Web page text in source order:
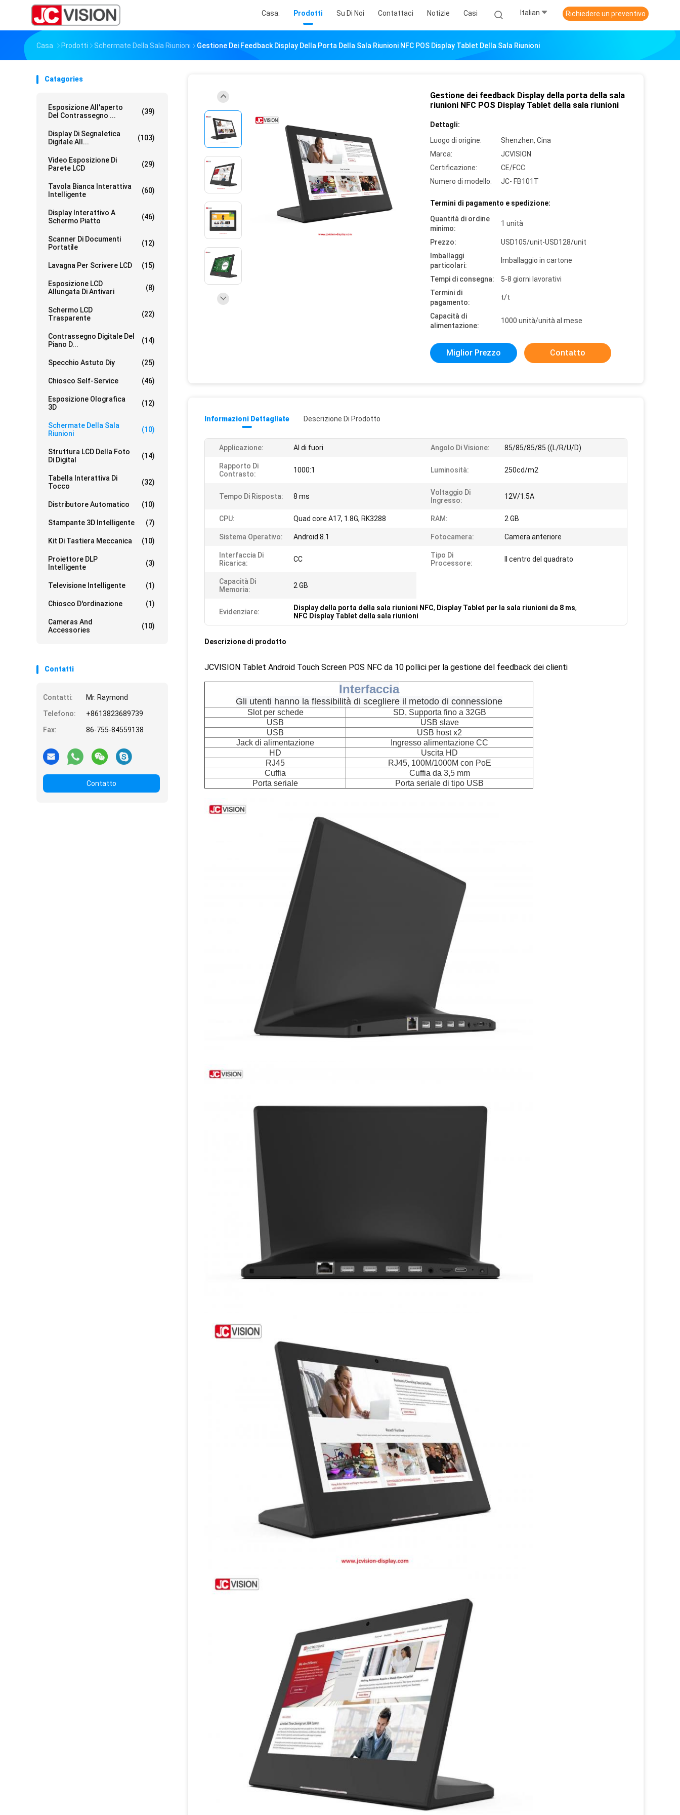
Casa. Prodotti Su Di Noi Contattaci Notizie Casi Italian Richiedere un preventivo
Casa Prodotti Schermate Della Sala Riunioni Gestione Dei Feedback Display Della Porta Della Sala Riunioni NFC POS Display Tablet Della Sala Riunioni
Catagories
Esposizione All'aperto
Del Contrassegno ...
(39)
Display Di Segnaletica
Digitale All...
(103)
Video Esposizione Di
Parete LCD
(29)
Tavola Bianca Interattiva
Intelligente
(60)
Display Interattivo A
Schermo Piatto
(46)
Scanner Di Documenti
Portatile
(12)
Lavagna Per Scrivere LCD (15)
Esposizione LCD
Allungata Di Antivari
(8)
Schermo LCD
Trasparente
(22)
Contrassegno Digitale Del
Piano D...
(14)
Specchio Astuto Diy (25)
Chiosco Self-Service (46)
Esposizione Olografica
3D
(12)
Schermate Della Sala
Riunioni
(10)
Struttura LCD Della Foto
Di Digital
(14)
Tabella Interattiva Di
Tocco
(32)
Distributore Automatico (10)
Stampante 3D Intelligente (7)
Kit Di Tastiera Meccanica (10)
Proiettore DLP
Intelligente
(3)
Televisione Intelligente (1)
Chiosco D'ordinazione (1)
Cameras And
Accessories
(10)
Contatti
Contatti:
Mr. Raymond
Telefono:
+8613823689739
Fax:
86-755-84559138
Contatto
Gestione dei feedback Display della porta della sala
riunioni NFC POS Display Tablet della sala riunioni
Dettagli:
Luogo di origine:
Shenzhen, Cina
Marca:
JCVISION
Certificazione:
CE/FCC
Numero di modello:
JC- FB101T
Termini di pagamento e spedizione:
Quantità di ordine
minimo:
1 unità
Prezzo:
USD105/unit-USD128/unit
Imballaggi
particolari:
Imballaggio in cartone
Tempi di consegna:
5-8 giorni lavorativi
Termini di
pagamento:
t/t
Capacità di
alimentazione:
1000 unità/unità al mese
Miglior Prezzo Contatto
Informazioni Dettagliate Descrizione Di Prodotto
Applicazione: Al di fuori Angolo Di Visione: 85/85/85/85 ((L/R/U/D)
Rapporto Di
Contrasto:
1000:1 Luminosità: 250cd/m2
Tempo Di Risposta: 8 ms
Voltaggio Di
Ingresso:
12V/1.5A
CPU: Quad core A17, 1.8G, RK3288 RAM: 2 GB
Sistema Operativo: Android 8.1 Fotocamera: Camera anteriore
Interfaccia Di
Ricarica:
CC
Tipo Di
Processore:
Il centro del quadrato
Capacità Di
Memoria:
2 GB
Evidenziare: Display della porta della sala riunioni NFC, Display Tablet per la sala riunioni da 8 ms,
NFC Display Tablet della sala riunioni
Descrizione di prodotto
JCVISION Tablet Android Touch Screen POS NFC da 10 pollici per la gestione del feedback dei clienti
Interfaccia
Gli utenti hanno la flessibilità di scegliere il metodo di connessione
Slot per schede
SD, Supporta fino a 32GB
USB
USB slave
USB
USB host x2
Jack di alimentazione
Ingresso alimentazione CC
HD
Uscita HD
RJ45
RJ45, 100M/1000M con PoE
Cuffia
Cuffia da 3,5 mm
Porta seriale
Porta seriale di tipo USB